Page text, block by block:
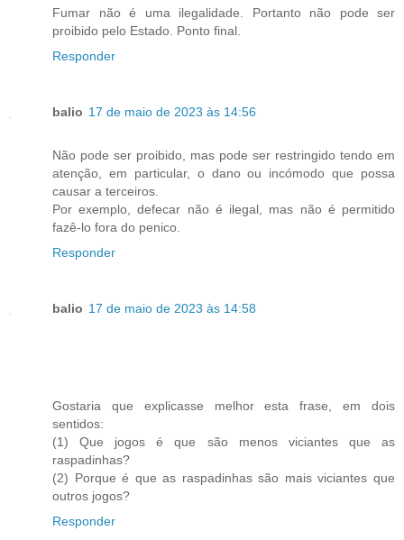
Fumar não é uma ilegalidade. Portanto não pode ser
proibido pelo Estado. Ponto final.
Responder
balio 17 de maio de 2023 às 14:56
Não pode ser proibido, mas pode ser restringido tendo em
atenção, em particular, o dano ou incómodo que possa
causar a terceiros.
Por exemplo, defecar não é ilegal, mas não é permitido
fazê-lo fora do penico.
Responder
balio 17 de maio de 2023 às 14:58
Gostaria que explicasse melhor esta frase, em dois
sentidos:
(1) Que jogos é que são menos viciantes que as
raspadinhas?
(2) Porque é que as raspadinhas são mais viciantes que
outros jogos?
Responder